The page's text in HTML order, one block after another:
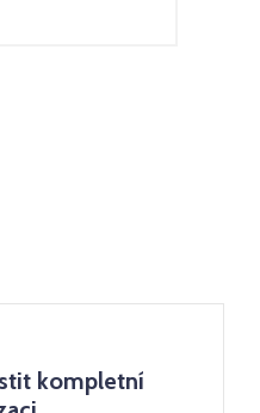
kompletní